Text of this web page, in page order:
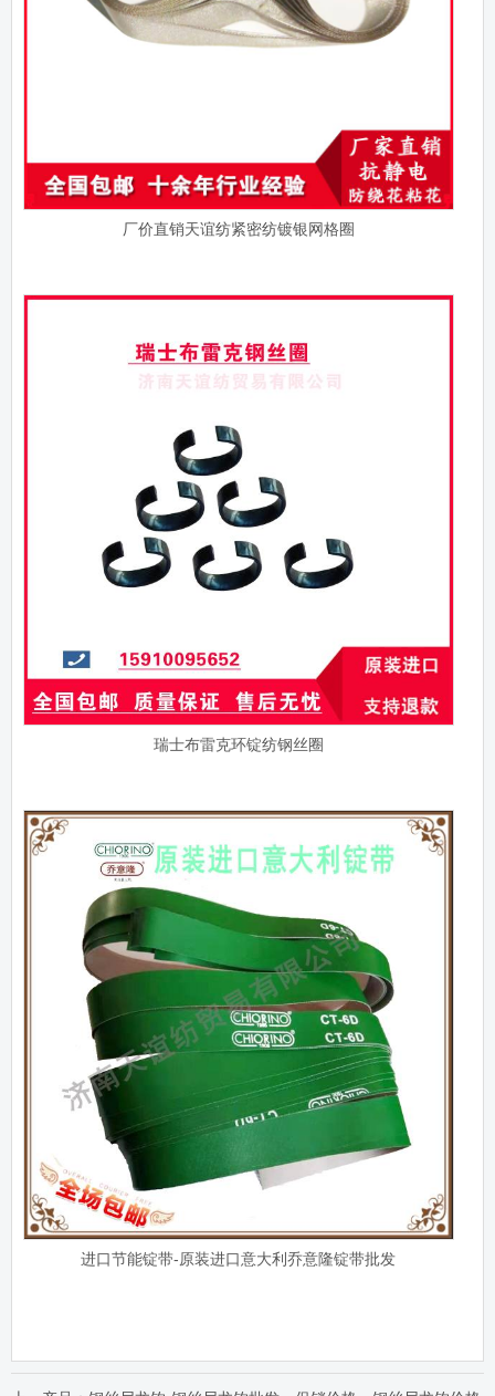
厂价直销天谊纺紧密纺镀银网格圈
瑞士布雷克环锭纺钢丝圈
进口节能锭带-原装进口意大利乔意隆锭带批发